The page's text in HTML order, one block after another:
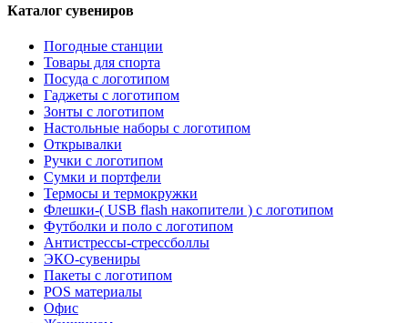
Каталог сувениров
Погодные станции
Товары для спорта
Посуда с логотипом
Гаджеты с логотипом
Зонты с логотипом
Настольные наборы с логотипом
Открывалки
Ручки с логотипом
Сумки и портфели
Термосы и термокружки
Флешки-( USB flash накопители ) с логотипом
Футболки и поло с логотипом
Антистрессы-стрессболлы
ЭКО-сувениры
Пакеты с логотипом
POS материалы
Офис